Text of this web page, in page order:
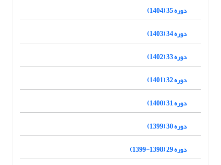
دوره 35 (1404)
دوره 34 (1403)
دوره 33 (1402)
دوره 32 (1401)
دوره 31 (1400)
دوره 30 (1399)
دوره 29 (1398-1399)